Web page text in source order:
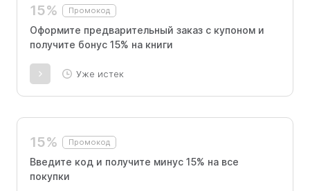
15% Промокод
Оформите предварительный заказ с купоном и
получите бонус 15% на книги
Уже истек
15% Промокод
Введите код и получите минус 15% на все
покупки